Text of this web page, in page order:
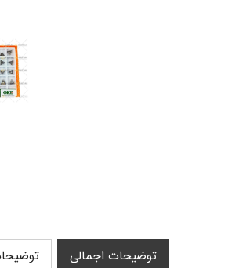
توضیحات اجمالی